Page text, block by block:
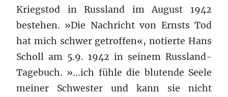
Kriegstod in Russland im August 1942
bestehen. »Die Nachricht von Ernsts Tod
hat mich schwer getroffen«, notierte Hans
Scholl am 5.9. 1942 in seinem Russland-
Tagebuch. »...ich fühle die blutende Seele
meiner Schwester und kann sie nicht